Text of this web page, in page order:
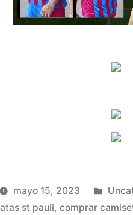
mayo 15, 2023
en
st pauli,comprar